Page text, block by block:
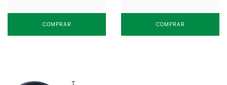
COMPRAR COMPRAR